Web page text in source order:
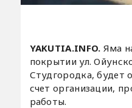
YAKUTIA.INFO. Яма
покрытии ул.
Студгородка, будет
счет организации,
работы.